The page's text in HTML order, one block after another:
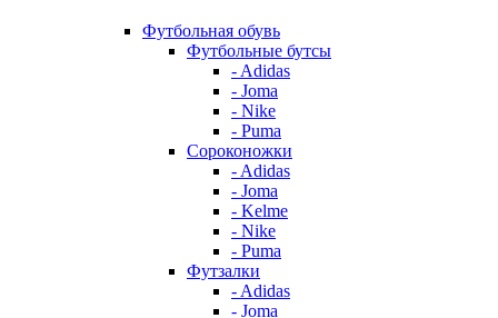
Футбольная обувь
Футбольные бутсы
- Adidas
- Joma
- Nike
- Puma
Сороконожки
- Adidas
- Joma
- Kelme
- Nike
- Puma
Футзалки
- Adidas
- Joma